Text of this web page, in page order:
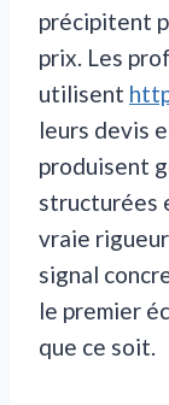
précipitent
prix. Les
utilisent
leurs devis
produisent
structurées
vraie
signal
le premier
que ce soit.